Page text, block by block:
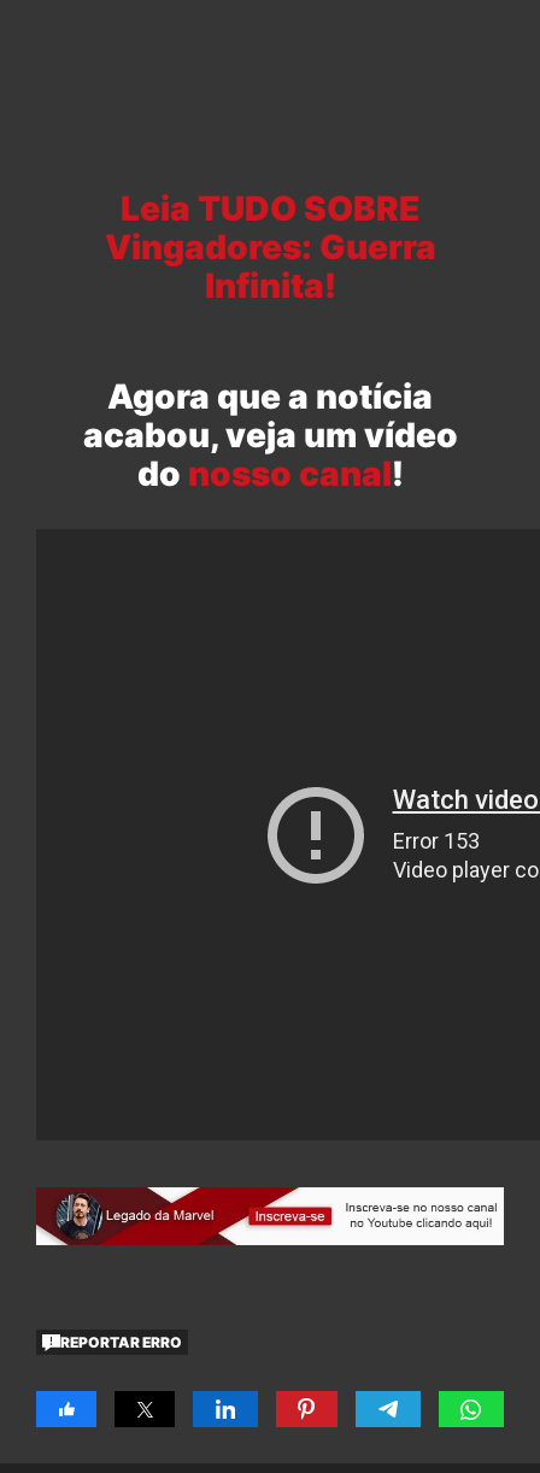
Leia TUDO SOBRE
Vingadores: Guerra
Infinita!
Agora que a notícia
acabou, veja um vídeo
do nosso canal!
REPORTAR ERRO